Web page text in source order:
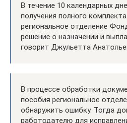
В течение 10 календарных
получения полного
региональное отделение
решение о назначении и
говорит Джульетта
В процессе обработки
пособия региональное
обнаружить ошибку. Тогда
работодателю для